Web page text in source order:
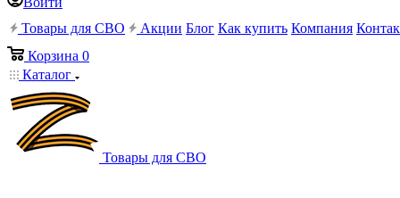
Товары для СВО
Акции Блог Как купить Компания
Корзина 0
Каталог
Товары для СВО